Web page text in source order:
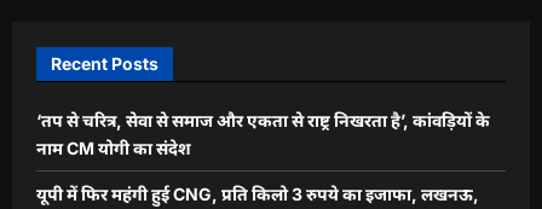
Recent Posts
‘तप से चरित्र, सेवा से समाज और एकता से राष्ट्र निखरता है’, कांवड़ियों के
नाम CM योगी का संदेश
यूपी में फिर महंगी हुई CNG, प्रति किलो 3 रुपये का इजाफा, लखनऊ,